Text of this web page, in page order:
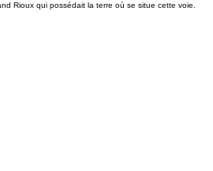
Rioux qui possédait la terre où se situe cette voie.